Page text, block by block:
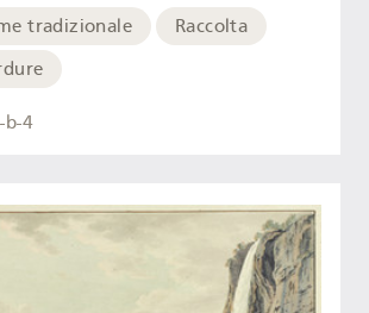
tradizionale
Raccolta
b-4